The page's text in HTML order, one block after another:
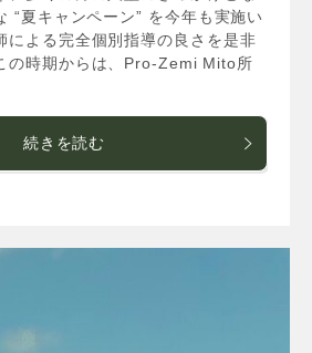
夏キャンペーン” を今年も実施い
による完全個別指導の良さを是非
の時期からは、Pro-Zemi Mito所
続きを読む